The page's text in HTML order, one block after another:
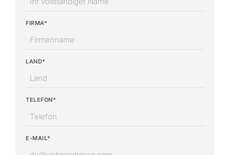
FIRMA*
LAND*
TELEFON*
E-MAIL*